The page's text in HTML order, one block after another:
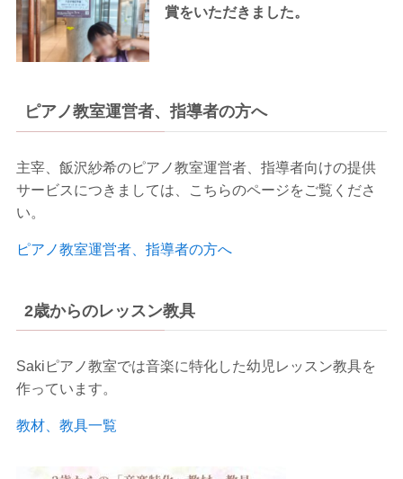
賞をいただきました。
ピアノ教室運営者、指導者の方へ
主宰、飯沢紗希のピアノ教室運営者、指導者向けの提供
サービスにつきましては、こちらのページをご覧くださ
い。
ピアノ教室運営者、指導者の方へ
2歳からのレッスン教具
Sakiピアノ教室では音楽に特化した幼児レッスン教具を
作っています。
教材、教具一覧